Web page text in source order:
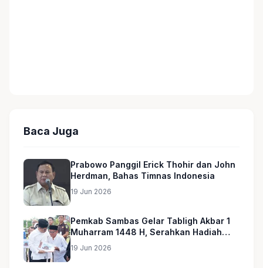
Baca Juga
Prabowo Panggil Erick Thohir dan John
Herdman, Bahas Timnas Indonesia
19 Jun 2026
Pemkab Sambas Gelar Tabligh Akbar 1
Muharram 1448 H, Serahkan Hadiah
Umroh untuk Guru Ngaji dan Imam
19 Jun 2026